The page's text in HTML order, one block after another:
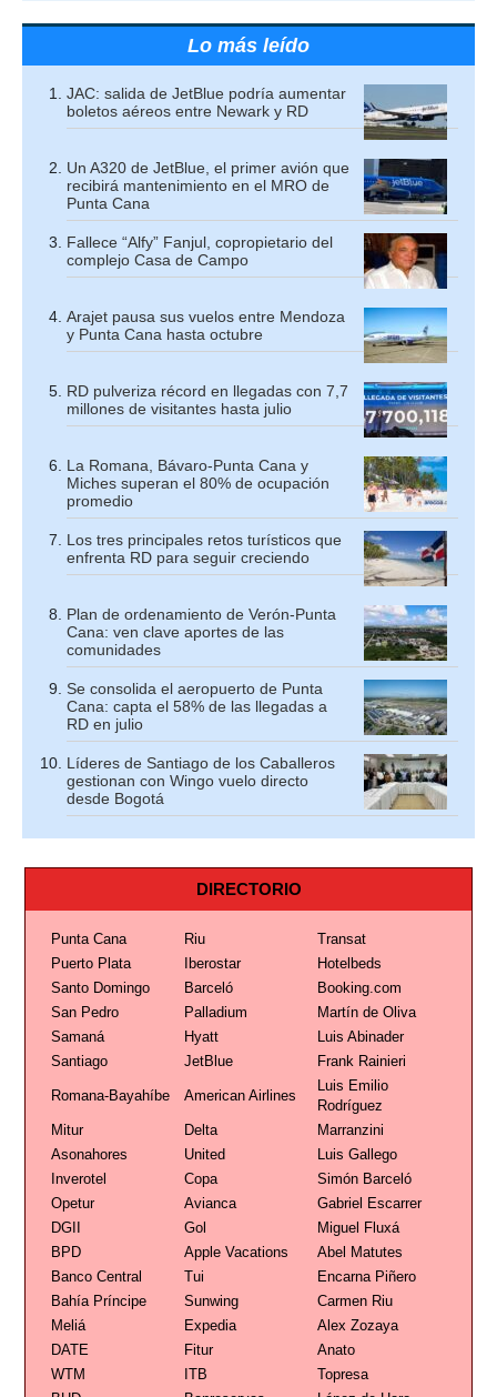
Lo más leído
JAC: salida de JetBlue podría aumentar
boletos aéreos entre Newark y RD
Un A320 de JetBlue, el primer avión que
recibirá mantenimiento en el MRO de
Punta Cana
Fallece “Alfy” Fanjul, copropietario del
complejo Casa de Campo
Arajet pausa sus vuelos entre Mendoza
y Punta Cana hasta octubre
RD pulveriza récord en llegadas con 7,7
millones de visitantes hasta julio
La Romana, Bávaro-Punta Cana y
Miches superan el 80% de ocupación
promedio
Los tres principales retos turísticos que
enfrenta RD para seguir creciendo
Plan de ordenamiento de Verón-Punta
Cana: ven clave aportes de las
comunidades
Se consolida el aeropuerto de Punta
Cana: capta el 58% de las llegadas a
RD en julio
Líderes de Santiago de los Caballeros
gestionan con Wingo vuelo directo
desde Bogotá
DIRECTORIO
Punta Cana Riu
Transat
Puerto Plata
Iberostar
Hotelbeds
Santo Domingo
Barceló
Booking.com
San Pedro
Palladium
Martín de Oliva
Samaná
Hyatt
Luis Abinader
Santiago
JetBlue Frank Rainieri
Romana-Bayahíbe American Airlines
Luis Emilio
Rodríguez
Mitur
Delta
Marranzini
Asonahores
United
Luis Gallego
Inverotel
Copa
Simón Barceló
Opetur
Avianca
Gabriel Escarrer
DGII
Gol
Miguel Fluxá
BPD
Apple Vacations
Abel Matutes
Banco Central
Tui
Encarna Piñero
Bahía Príncipe
Sunwing
Carmen Riu
Meliá
Expedia
Alex Zozaya
DATE
Fitur
Anato
WTM
ITB
Topresa